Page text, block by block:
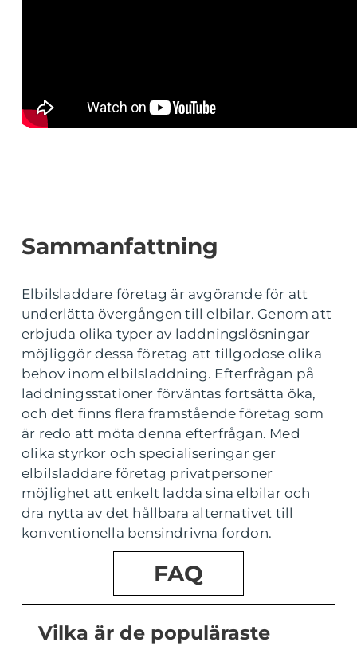
Sammanfattning
Elbilsladdare företag är avgörande för att
underlätta övergången till elbilar. Genom att
erbjuda olika typer av laddningslösningar
möjliggör dessa företag att tillgodose olika
behov inom elbilsladdning. Efterfrågan på
laddningsstationer förväntas fortsätta öka,
och det finns flera framstående företag som
är redo att möta denna efterfrågan. Med
olika styrkor och specialiseringar ger
elbilsladdare företag privatpersoner
möjlighet att enkelt ladda sina elbilar och
dra nytta av det hållbara alternativet till
konventionella bensindrivna fordon.
FAQ
Vilka är de populäraste